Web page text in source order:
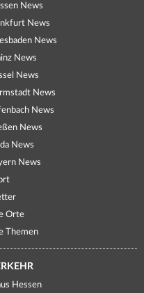
News
News
News
News
News
News
News
News
News
News
Orte
Themen
Hessen